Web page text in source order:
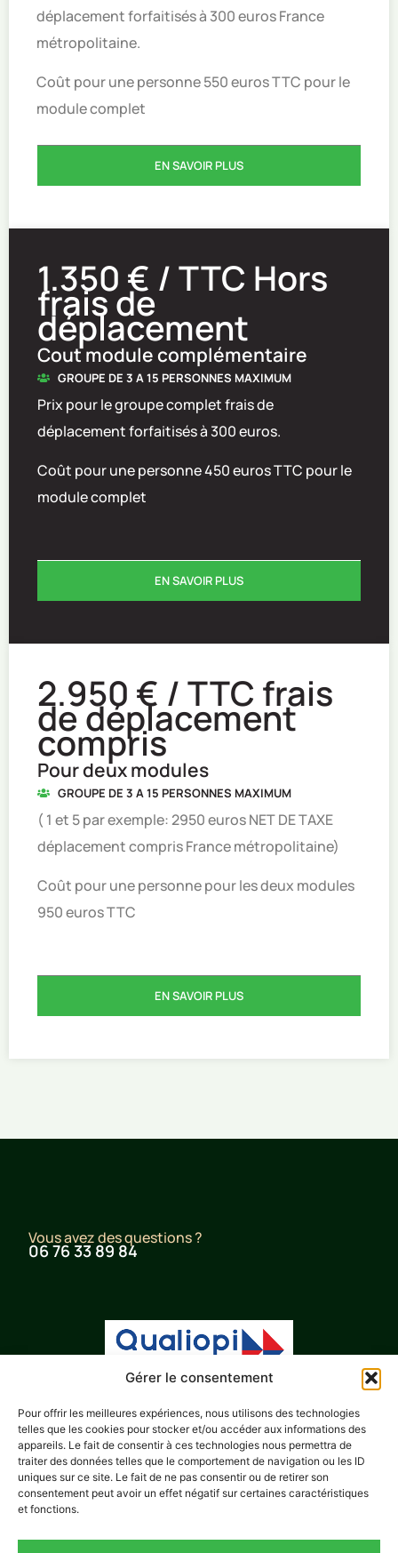
Gérer le consentement
Pour offrir les meilleures expériences, nous utilisons des technologies
telles que les cookies pour stocker et/ou accéder aux informations des
appareils. Le fait de consentir à ces technologies nous permettra de
traiter des données telles que le comportement de navigation ou les ID
uniques sur ce site. Le fait de ne pas consentir ou de retirer son
consentement peut avoir un effet négatif sur certaines caractéristiques
et fonctions.
déplacement forfaitisés à 300 euros France
métropolitaine.
Coût pour une personne 550 euros TTC pour le
module complet
EN SAVOIR PLUS
1.350 € / TTC Hors
frais de
déplacement
Cout module complémentaire
GROUPE DE 3 A 15 PERSONNES MAXIMUM
Prix pour le groupe complet frais de
déplacement forfaitisés à 300 euros.
Coût pour une personne 450 euros TTC pour le
module complet
EN SAVOIR PLUS
2.950 € / TTC frais
de déplacement
compris
Pour deux modules
GROUPE DE 3 A 15 PERSONNES MAXIMUM
( 1 et 5 par exemple: 2950 euros NET DE TAXE
déplacement compris France métropolitaine)
Coût pour une personne pour les deux modules
950 euros TTC
EN SAVOIR PLUS
Vous avez des questions ?
06 76 33 89 84
Envoyer un e-mail
gpformation@yahoo.fr
LIENS UTILES